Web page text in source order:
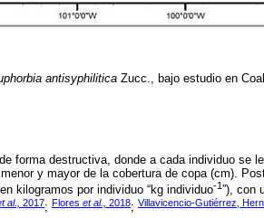
antisyphilitica Zucc., bajo estudio en
forma destructiva, donde a cada individuo se
y mayor de la cobertura de copa (cm).
kilogramos por individuo “kg individuo-1 ”), con
al., 2017; Flores et al., 2018; Villavicencio-Gutiérrez,